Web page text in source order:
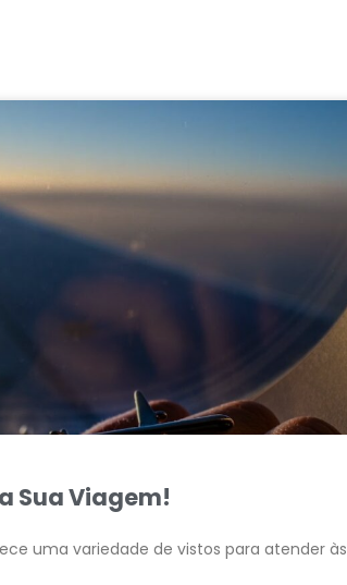
Sua Viagem!
uma variedade de vistos para atender às